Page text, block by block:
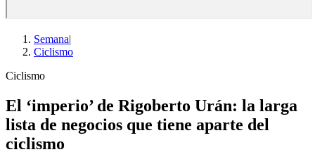
Semana|
Ciclismo
Ciclismo
El ‘imperio’ de Rigoberto Urán: la larga
lista de negocios que tiene aparte del
ciclismo